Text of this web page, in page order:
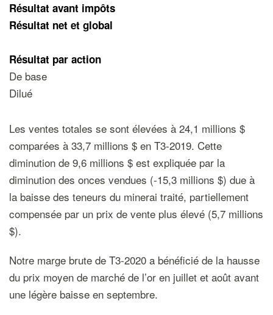
Résultat avant impôts
Résultat net et global
Résultat par action
De base
Dilué
Les ventes totales se sont élevées à 24,1 millions $
comparées à 33,7 millions $ en T3-2019. Cette
diminution de 9,6 millions $ est expliquée par la
diminution des onces vendues (-15,3 millions $) due à
la baisse des teneurs du minerai traité, partiellement
compensée par un prix de vente plus élevé (5,7 millions
$).
Notre marge brute de T3-2020 a bénéficié de la hausse
du prix moyen de marché de l’or en juillet et août avant
une légère baisse en septembre.